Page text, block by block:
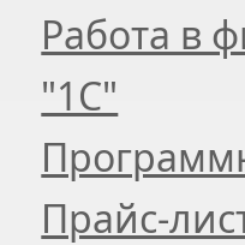
Работа в
"1С"
Прайс-